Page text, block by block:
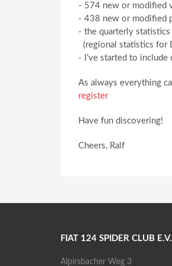
- 574 new or modified
- 438 new or modified
- the quarterly statistics
(regional statistics for
- I’ve started to
As always everything
register
Have fun discovering!
Cheers, Ralf
FIAT 124 SPIDER CLUB E.V.
Alpirsbacher Weg 3